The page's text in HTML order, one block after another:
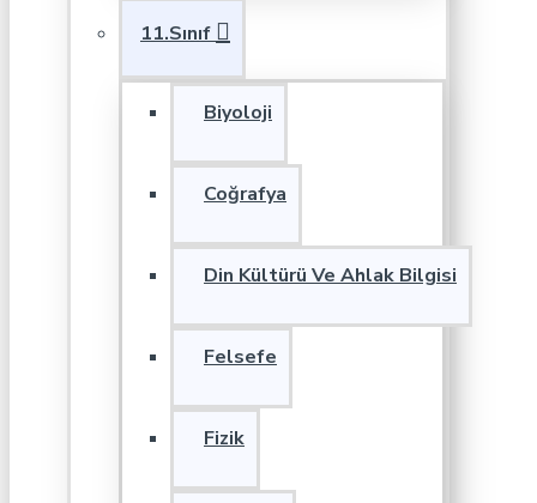
11.Sınıf
Biyoloji
Coğrafya
Din Kültürü Ve Ahlak Bilgisi
Felsefe
Fizik